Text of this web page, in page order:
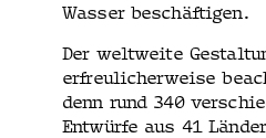
Wass­er beschäftigen.
Der weltweite
erfreulicher­weise
denn rund 340
Entwürfe aus 41